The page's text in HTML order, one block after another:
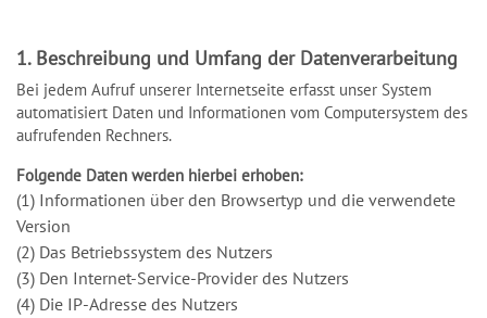
1. Beschreibung und Umfang der Datenverarbeitung
Bei jedem Aufruf unserer Internetseite erfasst unser System
automatisiert Daten und Informationen vom Computersystem des
aufrufenden Rechners.
Folgende Daten werden hierbei erhoben:
(1) Informationen über den Browsertyp und die verwendete
Version
(2) Das Betriebssystem des Nutzers
(3) Den Internet-Service-Provider des Nutzers
(4) Die IP-Adresse des Nutzers